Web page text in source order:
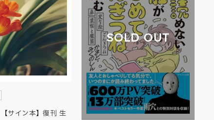
【サイン本】復刊 生
SOLD OUT